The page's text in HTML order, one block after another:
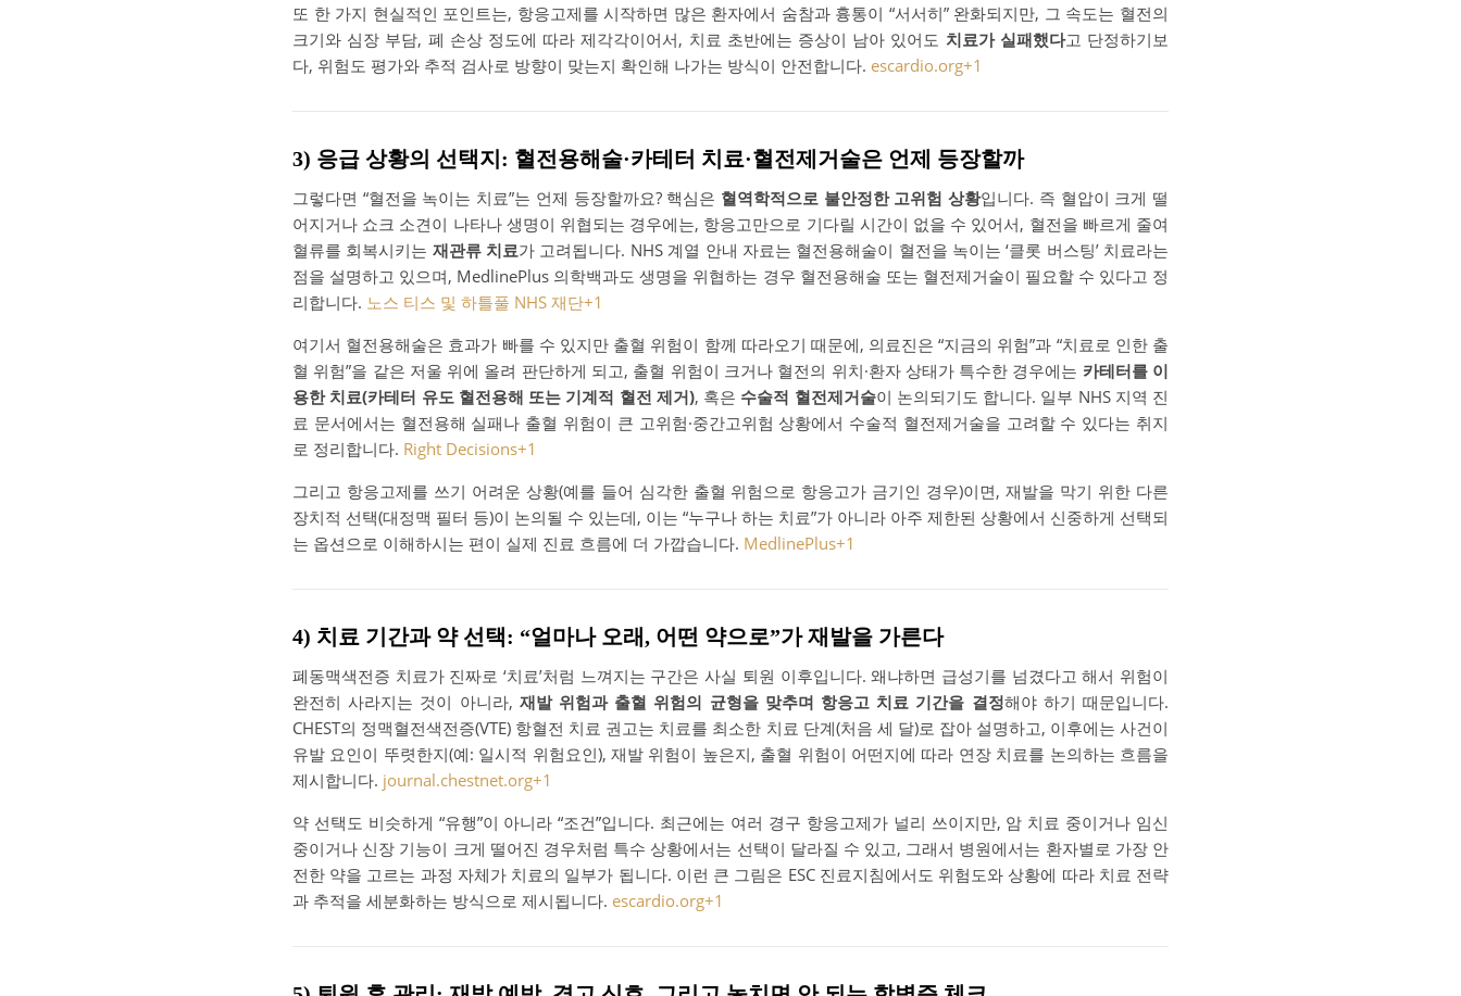
또 한 가지 현실적인 포인트는, 항응고제를 시작하면 많은 환자에서 숨참과 흉통이 “서서히” 완화되지만, 그 속도는 혈전의
크기와 심장 부담, 폐 손상 정도에 따라 제각각이어서, 치료 초반에는 증상이 남아 있어도 치료가 실패했다고 단정하기보
다, 위험도 평가와 추적 검사로 방향이 맞는지 확인해 나가는 방식이 안전합니다. escardio.org+1
3) 응급 상황의 선택지: 혈전용해술·카테터 치료·혈전제거술은 언제 등장할까
그렇다면 “혈전을 녹이는 치료”는 언제 등장할까요? 핵심은 혈역학적으로 불안정한 고위험 상황입니다. 즉 혈압이 크게 떨
어지거나 쇼크 소견이 나타나 생명이 위협되는 경우에는, 항응고만으로 기다릴 시간이 없을 수 있어서, 혈전을 빠르게 줄여
혈류를 회복시키는 재관류 치료가 고려됩니다. NHS 계열 안내 자료는 혈전용해술이 혈전을 녹이는 ‘클롯 버스팅’ 치료라는
점을 설명하고 있으며, MedlinePlus 의학백과도 생명을 위협하는 경우 혈전용해술 또는 혈전제거술이 필요할 수 있다고 정
리합니다. 노스 티스 및 하틀풀 NHS 재단+1
여기서 혈전용해술은 효과가 빠를 수 있지만 출혈 위험이 함께 따라오기 때문에, 의료진은 “지금의 위험”과 “치료로 인한 출
혈 위험”을 같은 저울 위에 올려 판단하게 되고, 출혈 위험이 크거나 혈전의 위치·환자 상태가 특수한 경우에는 카테터를 이
용한 치료(카테터 유도 혈전용해 또는 기계적 혈전 제거), 혹은 수술적 혈전제거술이 논의되기도 합니다. 일부 NHS 지역 진
료 문서에서는 혈전용해 실패나 출혈 위험이 큰 고위험·중간고위험 상황에서 수술적 혈전제거술을 고려할 수 있다는 취지
로 정리합니다. Right Decisions+1
그리고 항응고제를 쓰기 어려운 상황(예를 들어 심각한 출혈 위험으로 항응고가 금기인 경우)이면, 재발을 막기 위한 다른
장치적 선택(대정맥 필터 등)이 논의될 수 있는데, 이는 “누구나 하는 치료”가 아니라 아주 제한된 상황에서 신중하게 선택되
는 옵션으로 이해하시는 편이 실제 진료 흐름에 더 가깝습니다. MedlinePlus+1
4) 치료 기간과 약 선택: “얼마나 오래, 어떤 약으로”가 재발을 가른다
폐동맥색전증 치료가 진짜로 ‘치료’처럼 느껴지는 구간은 사실 퇴원 이후입니다. 왜냐하면 급성기를 넘겼다고 해서 위험이
완전히 사라지는 것이 아니라, 재발 위험과 출혈 위험의 균형을 맞추며 항응고 치료 기간을 결정해야 하기 때문입니다.
CHEST의 정맥혈전색전증(VTE) 항혈전 치료 권고는 치료를 최소한 치료 단계(처음 세 달)로 잡아 설명하고, 이후에는 사건이
유발 요인이 뚜렷한지(예: 일시적 위험요인), 재발 위험이 높은지, 출혈 위험이 어떤지에 따라 연장 치료를 논의하는 흐름을
제시합니다. journal.chestnet.org+1
약 선택도 비슷하게 “유행”이 아니라 “조건”입니다. 최근에는 여러 경구 항응고제가 널리 쓰이지만, 암 치료 중이거나 임신
중이거나 신장 기능이 크게 떨어진 경우처럼 특수 상황에서는 선택이 달라질 수 있고, 그래서 병원에서는 환자별로 가장 안
전한 약을 고르는 과정 자체가 치료의 일부가 됩니다. 이런 큰 그림은 ESC 진료지침에서도 위험도와 상황에 따라 치료 전략
과 추적을 세분화하는 방식으로 제시됩니다. escardio.org+1